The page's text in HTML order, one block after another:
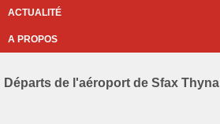
ACTUALITÉ
A PROPOS
Départs de l'aéroport de Sfax